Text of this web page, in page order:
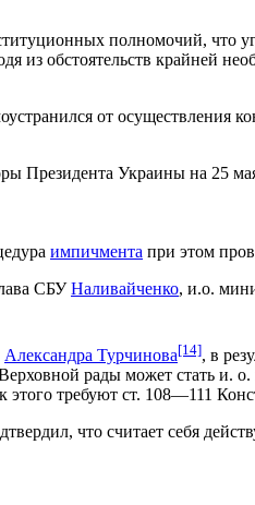
полномочий, что
из обстоятельств крайней
от осуществления
Президента Украины на 25
импичмента при этом
СБУНаливайченко, и.о.
Александра Турчинова[14], в
рады может стать и.
этого требуют ст. 108—111
что считает себя